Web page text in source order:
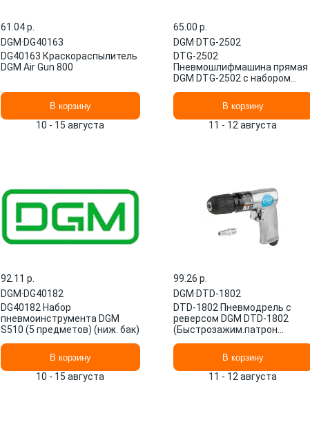
61.04 p.
DGM·DG40163
DG40163 Краскораспылитель
DGM Air Gun 800
В корзину
10 - 15 августа
65.00 p.
DGM·DTG-2502
DTG-2502
Пневмошлифмашина прямая
DGM DTG-2502 с набором
л/мин, Цанги:3 мм
В корзину
11 - 12 августа
92.11 p.
DGM·DG40182
DG40182 Набор
пневмоинструмента DGM
S510 (5 предметов) (ниж. бак)
В корзину
10 - 15 августа
99.26 p.
DGM·DTD-1802
DTD-1802 Пневмодрель с
реверсом DGM DTD-1802
(Быстрозажим.патрон
об/ми
В корзину
11 - 12 августа